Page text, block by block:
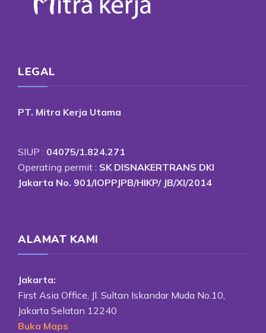
LEGAL
PT. Mitra Kerja Utama
SIUP : 04075/1.824.271
Operating permit : SK DISNAKERTRANS DKI
Jakarta No. 901/IOPPJPB/HIKP/ JB/XI/2014
ALAMAT KAMI
Jakarta:
First Asia Office, Jl. Sultan Iskandar Muda No.10,
Jakarta Selatan 12240
Buka Maps